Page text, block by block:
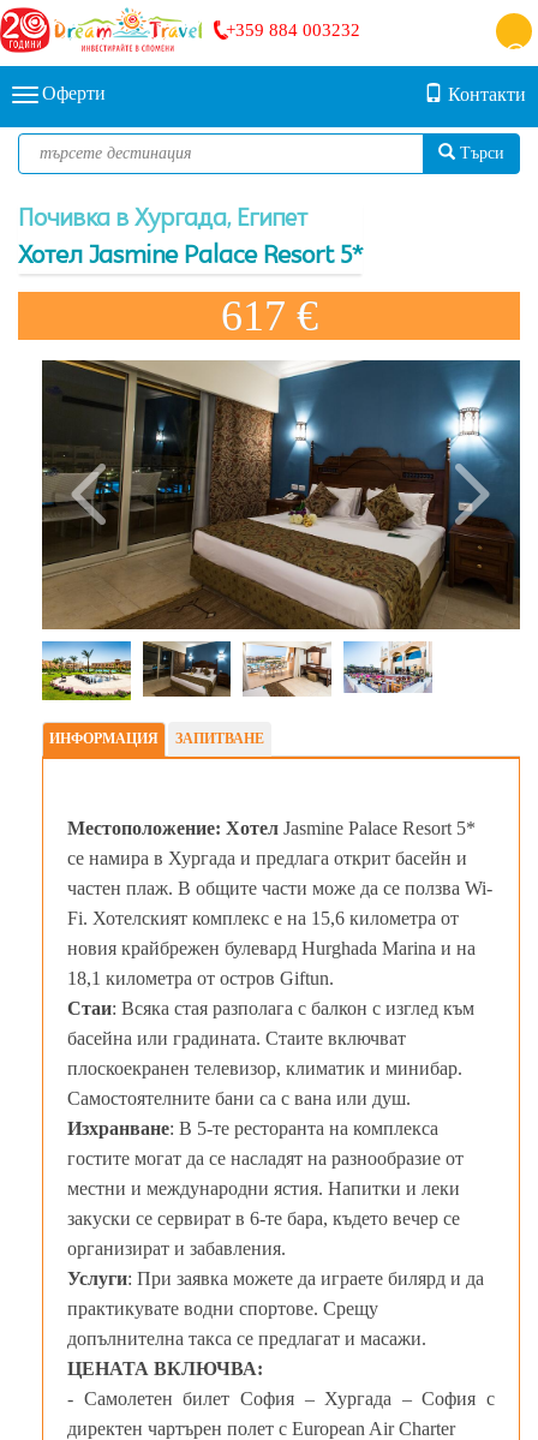
+359 884 003232
Оферти Контакти
Търси
Почивка в Хургада, Египет
Хотел Jasmine Palace Resort 5*
617 €
ИНФОРМАЦИЯ ЗАПИТВАНЕ
Местоположение: Хотел Jasmine Palace Resort 5*
се намира в Хургада и предлага открит басейн и
частен плаж. В общите части може да се ползва Wi-
Fi. Хотелският комплекс е на 15,6 километра от
новия крайбрежен булевард Hurghada Marina и на
18,1 километра от остров Giftun.
Стаи: Всяка стая разполага с балкон с изглед към
басейна или градината. Стаите включват
плоскоекранен телевизор, климатик и минибар.
Самостоятелните бани са с вана или душ.
Изхранване: В 5-те ресторанта на комплекса
гостите могат да се насладят на разнообразие от
местни и международни ястия. Напитки и леки
закуски се сервират в 6-те бара, където вечер се
организират и забавления.
Услуги: При заявка можете да играете билярд и да
практикувате водни спортове. Срещу
допълнителна такса се предлагат и масажи.
ЦЕНАТА ВКЛЮЧВА:
- Самолетен билет София – Хургада – София с
директен чартърен полет с European Air Charter